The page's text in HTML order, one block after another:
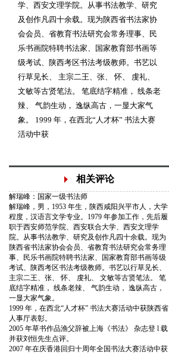
学、西安文理学院。从事书法教学、研究
及创作凡四十余载。现为陕西省书法家协
会会员、省教育书法研究会常务理事、民
乐书画院特聘书法家、国家教育部书画等
级考试、陕西考区书法考级教师。书艺以
行草见长、 主宗二王、张、 怀、 虔礼、
文敏等古贤笔法。 笔底结字精准， 线条老
辣、 气韵生动， 逸纵高古，一显大家气
象。 1999 年，在西北“人才杯” 书法大赛
活动中获
相关评论
解瑞峰：国家一级书法师
解瑞峰，男，1953 年生，陕西咸阳兴平市人，大学
程度，汉语言文学专业。1979 年参加工作，先后履
职于西安师范学院、西安联合大学、西安文理学
院。从事书法教学、研究及创作凡四十余载。现为
陕西省书法家协会会员、省教育书法研究会常务理
事、民乐书画院特聘书法家、国家教育部书画等级
考试、陕西考区书法考级教师。书艺以行草见长、
主宗二王、张、 怀、 虔礼、 文敏等古贤笔法。 笔
底结字精准， 线条老辣、 气韵生动， 逸纵高古，
一显大家气象。
1999 年，在西北“人才杯” 书法大赛活动中获陕西省
人事厅表彰。
2005 年草书作品渔父辞被上海《书法》 杂志登 l 载
并获刘恒先生点评。
2007 年在庆香港回归十周年全国书法大赛活动中获